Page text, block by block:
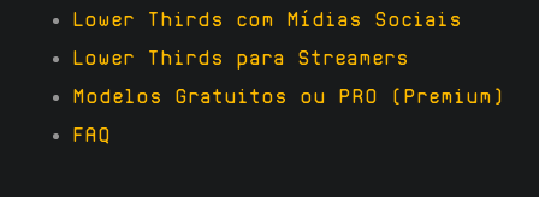
Lower Thirds com Mídias Sociais
Lower Thirds para Streamers
Modelos Gratuitos ou PRO (Premium)
FAQ